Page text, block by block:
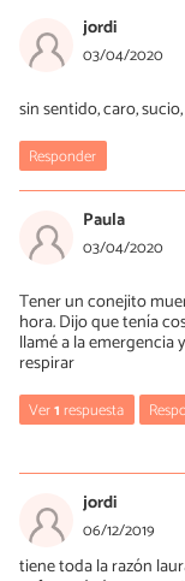
jordi
03/04/2020
sin sentido, caro,
Responder
Paula
03/04/2020
Tener un conejito
hora. Dijo que tenía
llamé a la
respirar
Ver1respuesta
10/01/2023
Todo depende de
Con mis
difíciles y ha
jordi
06/12/2019
tiene toda la razón